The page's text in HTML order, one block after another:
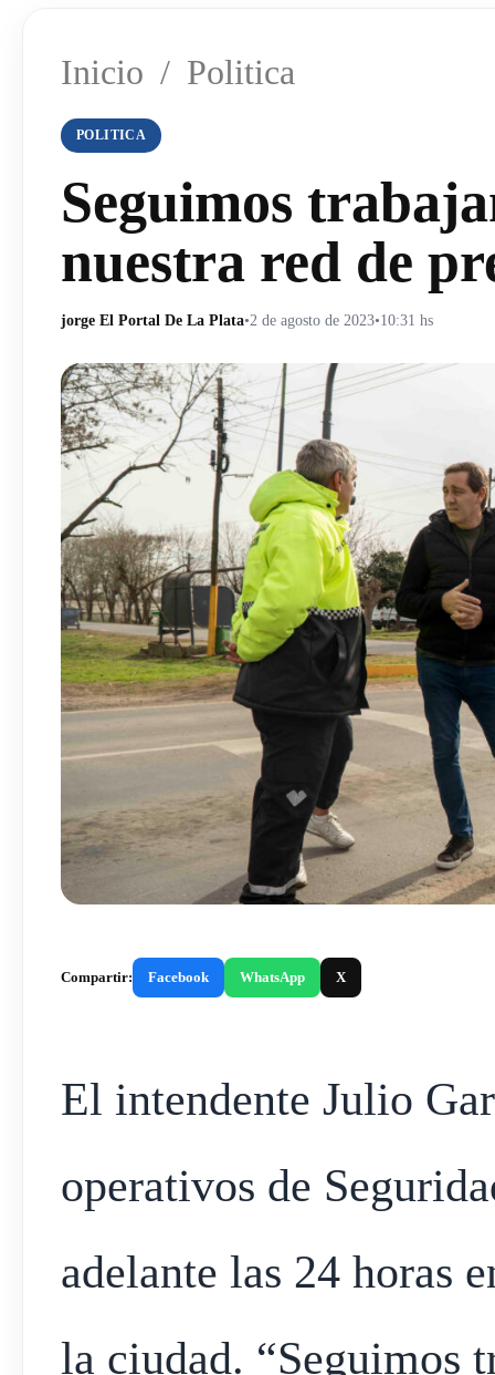
Inicio / Politica
POLITICA
Seguimos
nuestra red de
jorge El Portal De La Plata•2 de agosto de 2023•10:31 hs
Compartir: Facebook WhatsApp X
El intendente Julio
operativos de
adelante las 24 horas
la ciudad. “Seguimos